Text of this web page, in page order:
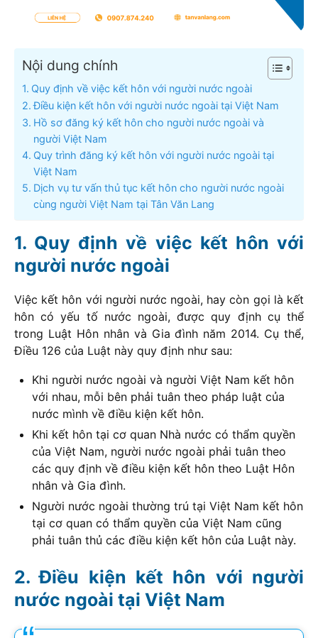
Nội dung chính
Quy định về việc kết hôn với người nước ngoài
Điều kiện kết hôn với người nước ngoài tại Việt Nam
Hồ sơ đăng ký kết hôn cho người nước ngoài và
người Việt Nam
Quy trình đăng ký kết hôn với người nước ngoài tại
Việt Nam
Dịch vụ tư vấn thủ tục kết hôn cho người nước ngoài
cùng người Việt Nam tại Tân Văn Lang
Quy định về việc kết hôn với
người nước ngoài
Việc kết hôn với người nước ngoài, hay còn gọi là kết
hôn có yếu tố nước ngoài, được quy định cụ thể
trong Luật Hôn nhân và Gia đình năm 2014. Cụ thể,
Điều 126 của Luật này quy định như sau:
Khi người nước ngoài và người Việt Nam kết hôn
với nhau, mỗi bên phải tuân theo pháp luật của
nước mình về điều kiện kết hôn.
Khi kết hôn tại cơ quan Nhà nước có thẩm quyền
của Việt Nam, người nước ngoài phải tuân theo
các quy định về điều kiện kết hôn theo Luật Hôn
nhân và Gia đình.
Người nước ngoài thường trú tại Việt Nam kết hôn
tại cơ quan có thẩm quyền của Việt Nam cũng
phải tuân thủ các điều kiện kết hôn của Luật này.
Điều kiện kết hôn với người
nước ngoài tại Việt Nam